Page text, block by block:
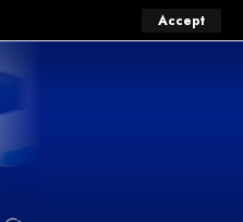
Accept